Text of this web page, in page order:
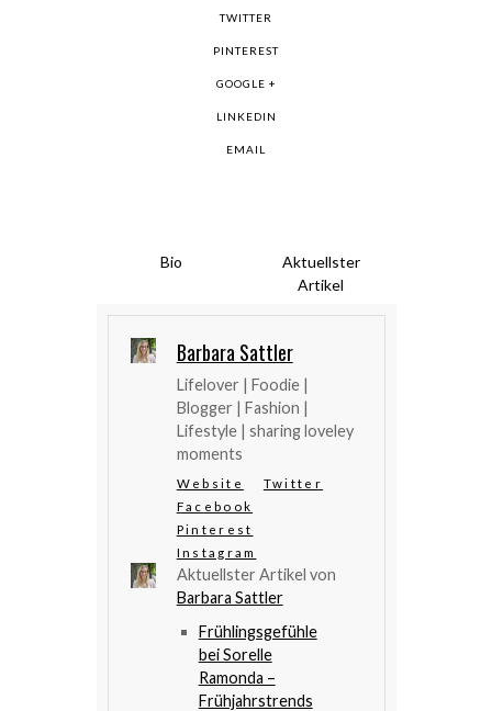
TWITTER
PINTEREST
GOOGLE +
LINKEDIN
EMAIL
Bio
Aktuellster
Artikel
Barbara Sattler
Lifelover | Foodie |
Blogger | Fashion |
Lifestyle | sharing loveley
moments
Website
Twitter
Facebook
Pinterest
Instagram
Aktuellster Artikel von
Barbara Sattler
Frühlingsgefühle
bei Sorelle
Ramonda –
Frühjahrstrends